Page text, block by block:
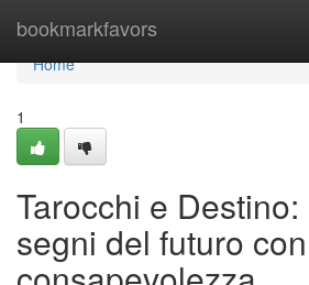
bookmarkfavors
Home
Home
1
Tarocchi e
segni del futuro con